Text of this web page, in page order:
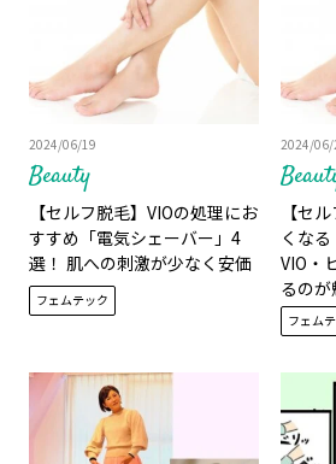
Beauty
2024/06/19
【セルフ脱毛】VIOの処理にお
すすめ「電気シェーバー」4
選！ 肌への刺激が少なく安価
フェムテック
2024/06/
【セ
くな
VIO・
るのが
フェム